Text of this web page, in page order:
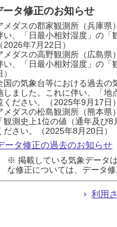
ータ修正のお知らせ
メダスの郡家観測所（兵庫
い、「日最小相対湿度」の「
（2026年7月22日）
メダスの高野観測所（広島
い、「日最小相対湿度」の「
）
国の気象台等における過去の
しました。これに伴い、「地
ください。（2025年9月17日）
メダスの松島観測所（熊本
「観測史上1位の値（通年及び
ださい。（2025年8月20日）
ータ修正の過去のお知らせ
※ 掲載している気象データ
な修正については、データ
利用